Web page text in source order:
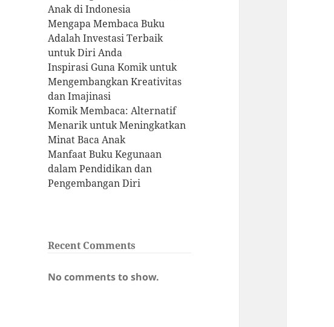
Anak di Indonesia
Mengapa Membaca Buku
Adalah Investasi Terbaik
untuk Diri Anda
Inspirasi Guna Komik untuk
Mengembangkan Kreativitas
dan Imajinasi
Komik Membaca: Alternatif
Menarik untuk Meningkatkan
Minat Baca Anak
Manfaat Buku Kegunaan
dalam Pendidikan dan
Pengembangan Diri
Recent Comments
No comments to show.